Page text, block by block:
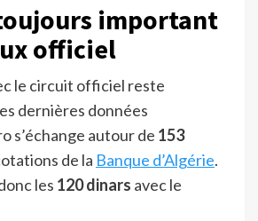
important
officiel
le circuit officiel reste
dernières données
s’échange autour de 153
de la Banque d’Algérie.
les 120 dinars avec le